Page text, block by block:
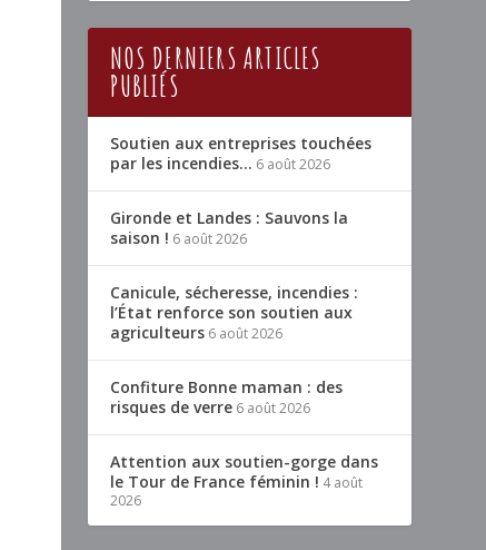
NOS DERNIERS ARTICLES
PUBLIÉS
Soutien aux entreprises touchées
par les incendies… 6 août 2026
Gironde et Landes : Sauvons la
saison ! 6 août 2026
Canicule, sécheresse, incendies :
l’État renforce son soutien aux
agriculteurs 6 août 2026
Confiture Bonne maman : des
risques de verre 6 août 2026
Attention aux soutien-gorge dans
le Tour de France féminin ! 4 août
2026